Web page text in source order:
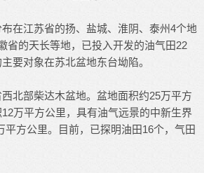
江苏省的扬、盐城、淮阴、泰州4个地
省的天长等地，已投入开发的油气田22
要对象在苏北盆地东台坳陷。
部柴达木盆地。盆地面积约25万平方
万平方公里，具有油气远景的中新生界
平方公里。目前，已探明油田16个，气田